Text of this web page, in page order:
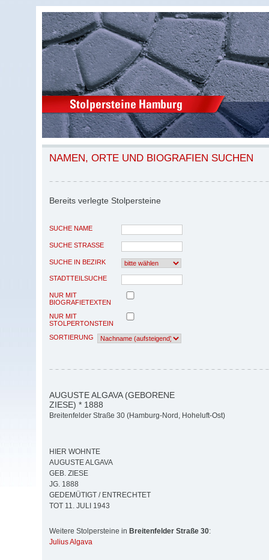
NAMEN, ORTE UND BIOGRAFIEN SUCHEN
Bereits verlegte Stolpersteine
SUCHE NAME
SUCHE STRASSE
SUCHE IN BEZIRK
STADTTEILSUCHE
NUR MIT
BIOGRAFIETEXTEN
NUR MIT
STOLPERTONSTEIN
SORTIERUNG
AUGUSTE ALGAVA (GEBORENE
ZIESE) * 1888
Breitenfelder Straße 30 (Hamburg-Nord, Hoheluft-Ost)
HIER WOHNTE
AUGUSTE ALGAVA
GEB. ZIESE
JG. 1888
GEDEMÜTIGT / ENTRECHTET
TOT 11. JULI 1943
Weitere Stolpersteine in Breitenfelder Straße 30:
Julius Algava